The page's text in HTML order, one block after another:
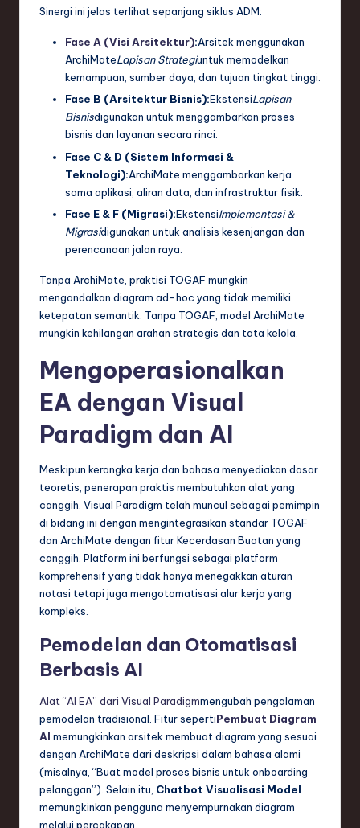
Sinergi ini jelas terlihat sepanjang siklus ADM:
Fase A (Visi Arsitektur):Arsitek menggunakan
ArchiMateLapisan Strategiuntuk memodelkan
kemampuan, sumber daya, dan tujuan tingkat tinggi.
Fase B (Arsitektur Bisnis):EkstensiLapisan
Bisnisdigunakan untuk menggambarkan proses
bisnis dan layanan secara rinci.
Fase C & D (Sistem Informasi &
Teknologi):ArchiMate menggambarkan kerja
sama aplikasi, aliran data, dan infrastruktur fisik.
Fase E & F (Migrasi):EkstensiImplementasi &
Migrasidigunakan untuk analisis kesenjangan dan
perencanaan jalan raya.
Tanpa ArchiMate, praktisi TOGAF mungkin
mengandalkan diagram ad-hoc yang tidak memiliki
ketepatan semantik. Tanpa TOGAF, model ArchiMate
mungkin kehilangan arahan strategis dan tata kelola.
Mengoperasionalkan
EA dengan Visual
Paradigm dan AI
Meskipun kerangka kerja dan bahasa menyediakan dasar
teoretis, penerapan praktis membutuhkan alat yang
canggih. Visual Paradigm telah muncul sebagai pemimpin
di bidang ini dengan mengintegrasikan standar TOGAF
dan ArchiMate dengan fitur Kecerdasan Buatan yang
canggih. Platform ini berfungsi sebagai platform
komprehensif yang tidak hanya menegakkan aturan
notasi tetapi juga mengotomatisasi alur kerja yang
kompleks.
Pemodelan dan Otomatisasi
Berbasis AI
Alat “AI EA” dari Visual Paradigmmengubah pengalaman
pemodelan tradisional. Fitur sepertiPembuat Diagram
AI memungkinkan arsitek membuat diagram yang sesuai
dengan ArchiMate dari deskripsi dalam bahasa alami
(misalnya, “Buat model proses bisnis untuk onboarding
pelanggan”). Selain itu, Chatbot Visualisasi Model
memungkinkan pengguna menyempurnakan diagram
melalui percakapan.